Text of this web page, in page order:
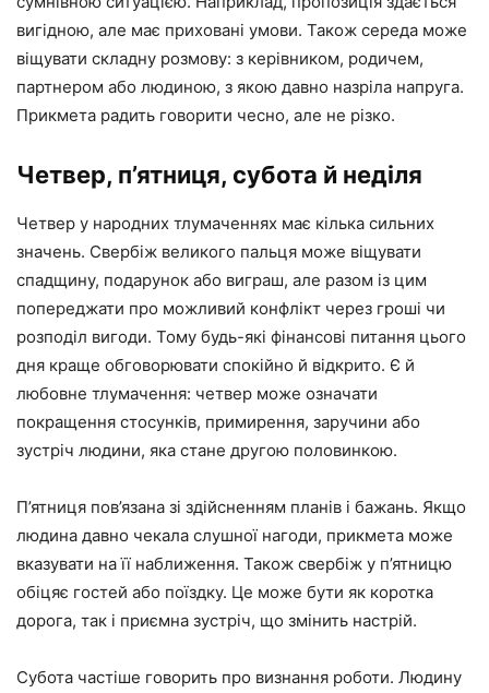
вигідною, але має приховані умови. Також середа може
віщувати складну розмову: з керівником, родичем,
партнером або людиною, з якою давно назріла напруга.
Прикмета радить говорити чесно, але не різко.
Четвер, п’ятниця, субота й неділя
Четвер у народних тлумаченнях має кілька сильних
значень. Свербіж великого пальця може віщувати
спадщину, подарунок або виграш, але разом із цим
попереджати про можливий конфлікт через гроші чи
розподіл вигоди. Тому будь-які фінансові питання цього
дня краще обговорювати спокійно й відкрито. Є й
любовне тлумачення: четвер може означати
покращення стосунків, примирення, заручини або
зустріч людини, яка стане другою половинкою.
П’ятниця пов’язана зі здійсненням планів і бажань. Якщо
людина давно чекала слушної нагоди, прикмета може
вказувати на її наближення. Також свербіж у п’ятницю
обіцяє гостей або поїздку. Це може бути як коротка
дорога, так і приємна зустріч, що змінить настрій.
Субота частіше говорить про визнання роботи. Людину